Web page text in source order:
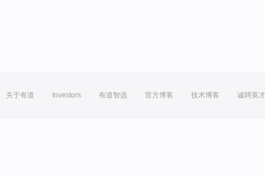
关于有道 Investors 有道智选 官方博客 技术博客 诚聘英才